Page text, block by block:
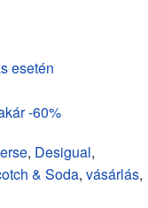
esetén
-60%
, Desigual,
& Soda, vásárlás,